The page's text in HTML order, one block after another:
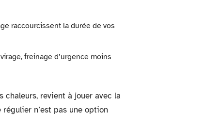
raccourcissent la durée de vos
freinage d’urgence moins
chaleurs, revient à jouer avec la
n’est pas une option